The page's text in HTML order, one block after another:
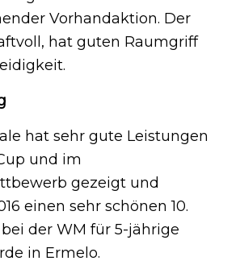
Vorhandaktion. Der
hat guten Raumgriff
hat sehr gute Leistungen
und im
gezeigt und
einen sehr schönen 10.
der WM für 5-jährige
in Ermelo.